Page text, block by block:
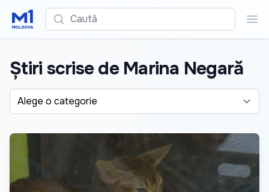
Caută
Știri scrise de Marina Negară
Alege o categorie